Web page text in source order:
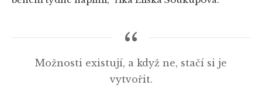
Možnosti existují, a když ne, stačí si je
vytvořit.